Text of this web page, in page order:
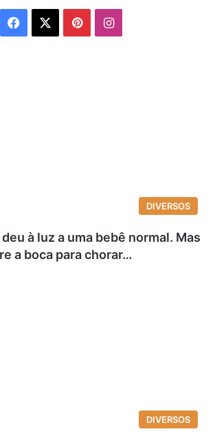
Facebook PinterestInstagram
DIVERSOS
à luz a uma bebê normal. Mas
a boca para chorar…
DIVERSOS